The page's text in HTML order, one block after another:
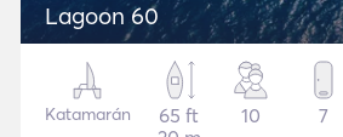
Lagoon 60
Katamarán
65 ft
10 7